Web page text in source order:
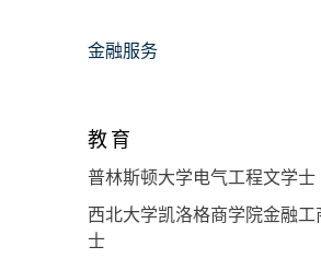
金融服务
教育
普林斯顿大学电气工程文学士
西北大学凯洛格商学院金融工
士